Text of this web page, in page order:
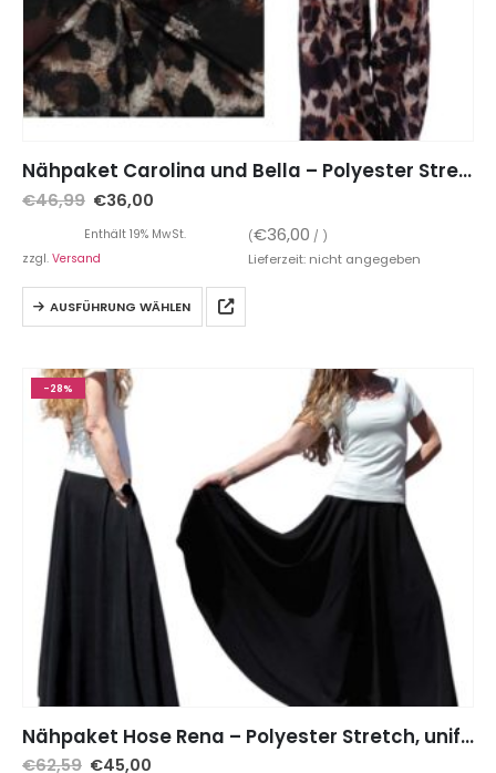
Nähpaket Carolina und Bella – Polyester Stretch, Animal Muster inkl. Schnittmuster auf Papier
€46,99 €36,00
Enthält 19% MwSt. (€36,00 / )
zzgl. Versand Lieferzeit: nicht angegeben
AUSFÜHRUNG WÄHLEN
-28%
Nähpaket Hose Rena – Polyester Stretch, unifarben Schwarz inkl. Schnittmuster auf Papier
€62,59 €45,00